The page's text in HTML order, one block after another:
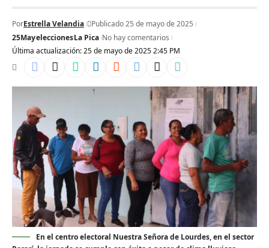
Última actualización: 25 de mayo de 2025 2:45 PM
PorEstrella Velandia
Publicado 25 de mayo de 2025
25MayeleccionesLa Pica No hay comentarios
En el centro electoral Nuestra Señora de Lourdes, en el sector